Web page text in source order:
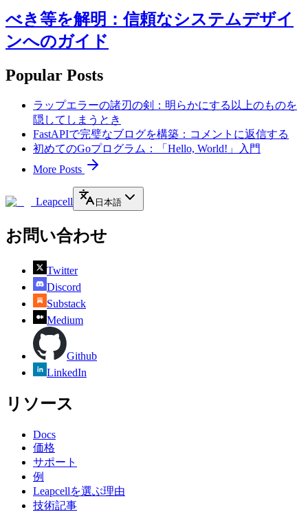
べき等を解明：信頼なシステムデザイ
ンへのガイド
Popular Posts
ラップエラーの諸刃の剣：明らかにする以上のものを
隠してしまうとき
FastAPIで完璧なブログを構築：コメントに返信する
初めてのGoプログラム：「Hello, World!」入門
More Posts
Leapcell 日本語
お問い合わせ
Twitter
Discord
Substack
Medium
Github
LinkedIn
リソース
Docs
価格
サポート
例
Leapcellを選ぶ理由
技術記事